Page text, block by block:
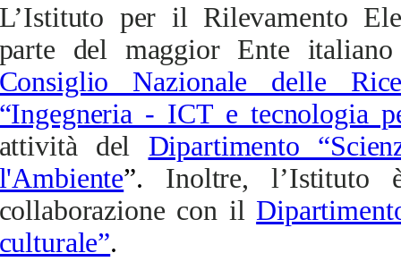
per il Rilevamento
del maggior Ente
Nazionale delle
- ICT e tecnologia
del Dipartimento
”. Inoltre,
con il
.